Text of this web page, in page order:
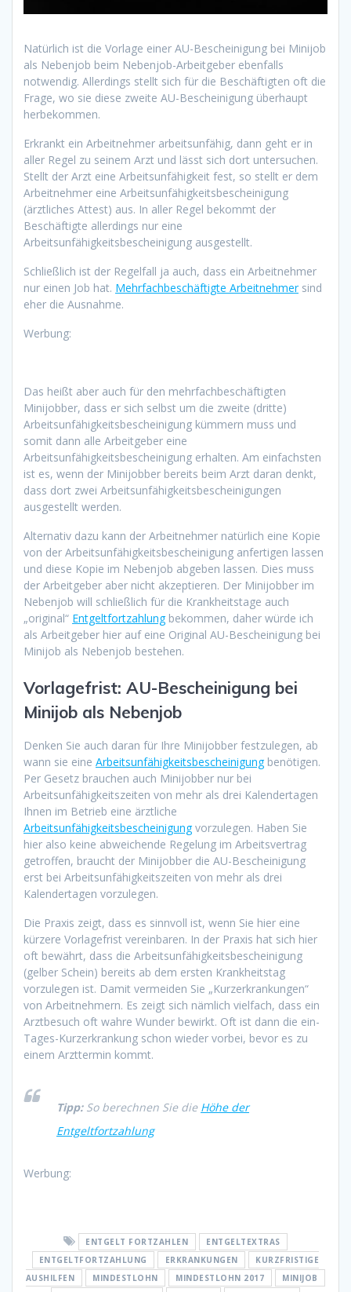
Natürlich ist die Vorlage einer AU-Bescheinigung bei Minijob
als Nebenjob beim Nebenjob-Arbeitgeber ebenfalls
notwendig. Allerdings stellt sich für die Beschäftigten oft die
Frage, wo sie diese zweite AU-Bescheinigung überhaupt
herbekommen.
Erkrankt ein Arbeitnehmer arbeitsunfähig, dann geht er in
aller Regel zu seinem Arzt und lässt sich dort untersuchen.
Stellt der Arzt eine Arbeitsunfähigkeit fest, so stellt er dem
Arbeitnehmer eine Arbeitsunfähigkeitsbescheinigung
(ärztliches Attest) aus. In aller Regel bekommt der
Beschäftigte allerdings nur eine
Arbeitsunfähigkeitsbescheinigung ausgestellt.
Schließlich ist der Regelfall ja auch, dass ein Arbeitnehmer
nur einen Job hat. Mehrfachbeschäftigte Arbeitnehmersind
eher die Ausnahme.
Werbung:
Das heißt aber auch für den mehrfachbeschäftigten
Minijobber, dass er sich selbst um die zweite (dritte)
Arbeitsunfähigkeitsbescheinigung kümmern muss und
somit dann alle Arbeitgeber eine
Arbeitsunfähigkeitsbescheinigung erhalten. Am einfachsten
ist es, wenn der Minijobber bereits beim Arzt daran denkt,
dass dort zwei Arbeitsunfähigkeitsbescheinigungen
ausgestellt werden.
Alternativ dazu kann der Arbeitnehmer natürlich eine Kopie
von der Arbeitsunfähigkeitsbescheinigung anfertigen lassen
und diese Kopie im Nebenjob abgeben lassen. Dies muss
der Arbeitgeber aber nicht akzeptieren. Der Minijobber im
Nebenjob will schließlich für die Krankheitstage auch
„original“ Entgeltfortzahlungbekommen, daher würde ich
als Arbeitgeber hier auf eine Original AU-Bescheinigung bei
Minijob als Nebenjob bestehen.
Vorlagefrist: AU-Bescheinigung bei
Minijob als Nebenjob
Denken Sie auch daran für Ihre Minijobber festzulegen, ab
wann sie eine Arbeitsunfähigkeitsbescheinigungbenötigen.
Per Gesetz brauchen auch Minijobber nur bei
Arbeitsunfähigkeitszeiten von mehr als drei Kalendertagen
Ihnen im Betrieb eine ärztliche
Arbeitsunfähigkeitsbescheinigungvorzulegen. Haben Sie
hier also keine abweichende Regelung im Arbeitsvertrag
getroffen, braucht der Minijobber die AU-Bescheinigung
erst bei Arbeitsunfähigkeitszeiten von mehr als drei
Kalendertagen vorzulegen.
Die Praxis zeigt, dass es sinnvoll ist, wenn Sie hier eine
kürzere Vorlagefrist vereinbaren. In der Praxis hat sich hier
oft bewährt, dass die Arbeitsunfähigkeitsbescheinigung
(gelber Schein) bereits ab dem ersten Krankheitstag
vorzulegen ist. Damit vermeiden Sie „Kurzerkrankungen“
von Arbeitnehmern. Es zeigt sich nämlich vielfach, dass ein
Arztbesuch oft wahre Wunder bewirkt. Oft ist dann die ein-
Tages-Kurzerkrankung schon wieder vorbei, bevor es zu
einem Arzttermin kommt.
Tipp:So berechnen Sie die Höhe der
Entgeltfortzahlung
Werbung:
ENTGELT FORTZAHLEN
ENTGELTEXTRAS
ENTGELTFORTZAHLUNG
ERKRANKUNGEN
KURZFRISTIGE
AUSHILFEN
MINDESTLOHN MINDESTLOHN 2017
MINIJOB